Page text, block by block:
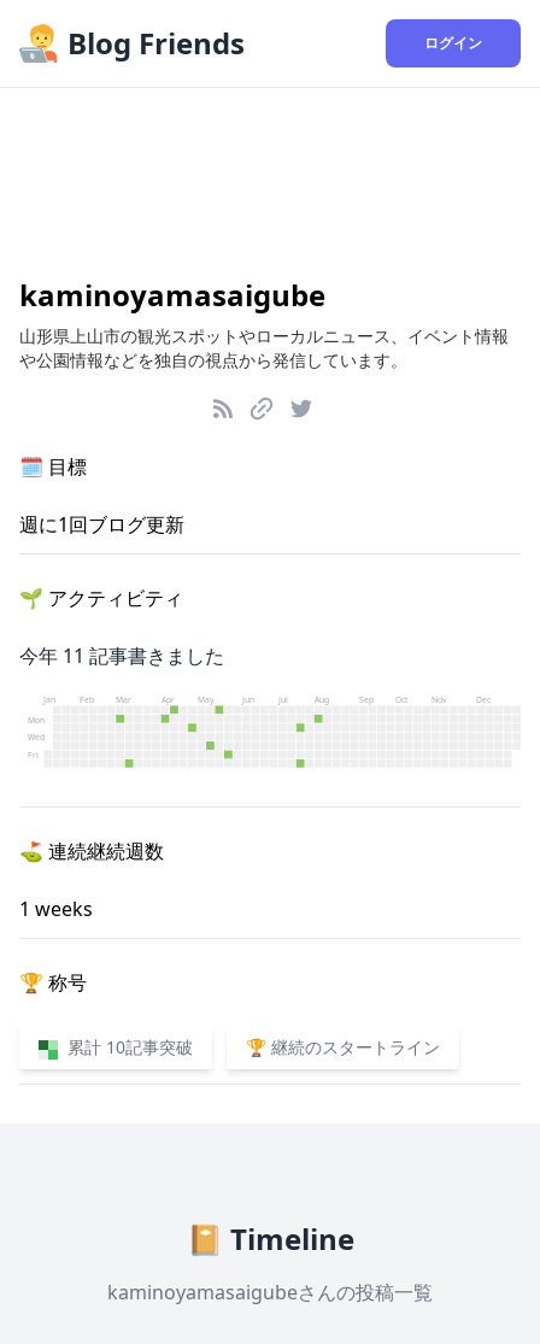
Blog Friends ログイン
kaminoyamasaigube
山形県上山市の観光スポットやローカルニュース、イベント情報
や公園情報などを独自の視点から発信しています。
🗓️ 目標
週に1回ブログ更新
🌱 アクティビティ
今年 11 記事書きました
Jan Feb Mar Apr May Jun Jul Aug Sep Oct Nov
Dec
Mon
Wed
Fri
⛳️ 連続継続週数
1 weeks
🏆 称号
累計 10記事突破 🏆 継続のスタートライン
📔 Timeline
kaminoyamasaigubeさんの投稿一覧